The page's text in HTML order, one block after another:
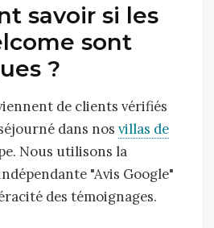
savoir si les
sont
?
de clients vérifiés
dans nos villas de
Nous utilisons la
"Avis Google"
des témoignages.